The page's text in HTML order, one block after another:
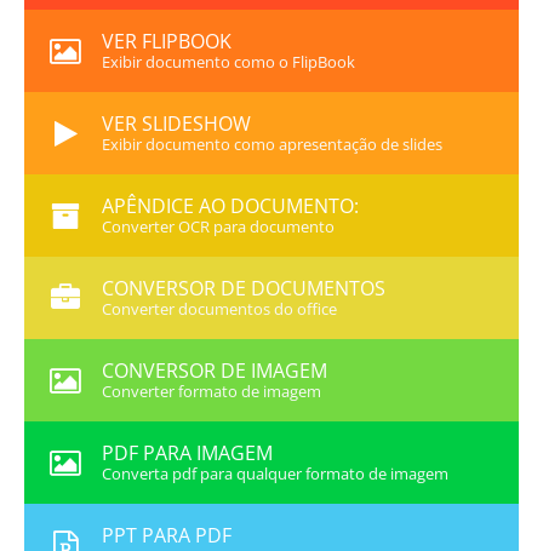
VER FLIPBOOK
Exibir documento como o FlipBook
VER SLIDESHOW
Exibir documento como apresentação de slides
APÊNDICE AO DOCUMENTO:
Converter OCR para documento
CONVERSOR DE DOCUMENTOS
Converter documentos do office
CONVERSOR DE IMAGEM
Converter formato de imagem
PDF PARA IMAGEM
Converta pdf para qualquer formato de imagem
PPT PARA PDF